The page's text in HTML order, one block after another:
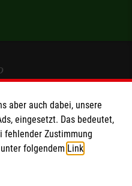
120 120 120 0001 2
aber auch dabei, unsere
eingesetzt. Das bedeutet,
fehlender Zustimmung
folgendem Link